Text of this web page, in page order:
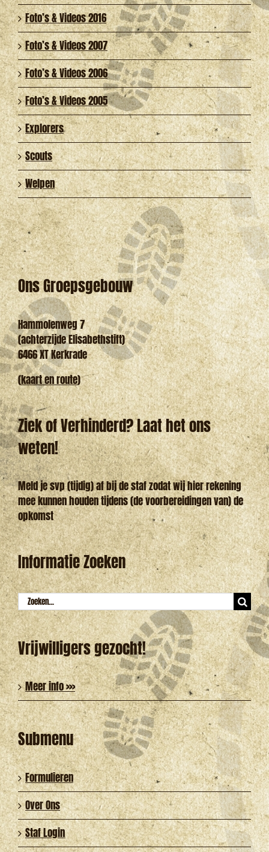
Ons Groepsgebouw
Hammolenweg 7
(achterzijde Elisabethstift)
6466 XT Kerkrade
(kaart en route)
Ziek of Verhinderd? Laat het ons
weten!
Meld je svp (tijdig) af bij de staf zodat wij hier rekening
mee kunnen houden tijdens (de voorbereidingen van) de
opkomst
Informatie Zoeken
Zoeken
naar:
Vrijwilligers gezocht!
Meer info >>>
Submenu
Formulieren
Over Ons
Staf Login
Foto’s & Videos 2016
Foto’s & Videos 2007
Foto’s & Videos 2006
Foto’s & Videos 2005
Explorers
Scouts
Welpen